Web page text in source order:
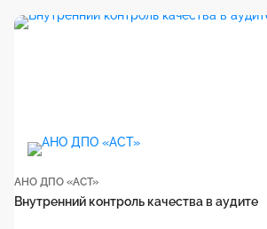
АНО ДПО «АСТ»
Внутренний контроль качества в аудите